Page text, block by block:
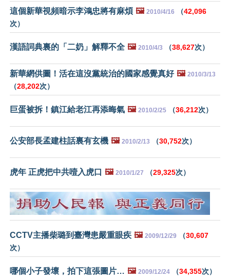
這個新華視頻暗示李鴻忠將有麻煩 🖼️ 2010/4/16 （42,096
次）
漢語詞典裏的「二奶」解釋不全 🖼️ 2010/4/3 （38,627次）
新華網供圖！活在這沒黨統治的國家感覺真好 🖼️ 2010/3/13
（28,202次）
巨蛋被拆！鎮江給老江再添晦氣 🖼️ 2010/2/25 （36,212次）
公安部長孟建柱話裏有玄機 🖼️ 2010/2/13 （30,752次）
虎年 正虎把中共噎入虎口 🖼️ 2010/1/27 （29,325次）
CCTV主播柴璐到臺灣患嚴重眼疾 🖼️ 2009/12/29 （30,607
次）
哪個小子發壞，拍下這張圖片… 🖼️ 2009/12/24 （34,355次）